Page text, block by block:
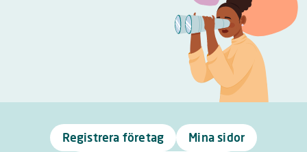
Registrera företag
Mina sidor